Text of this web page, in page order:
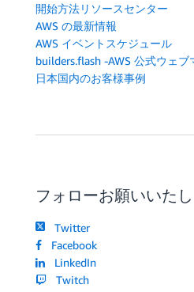
開始方法リソースセンター
AWS の最新情報
AWS イベントスケジュール
builders.flash -AWS 公式ウェブ
日本国内のお客様事例
フォローお願いいた
Twitter
Facebook
LinkedIn
Twitch